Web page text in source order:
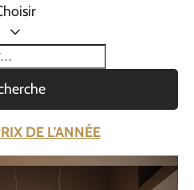
DE L'ANNÉE